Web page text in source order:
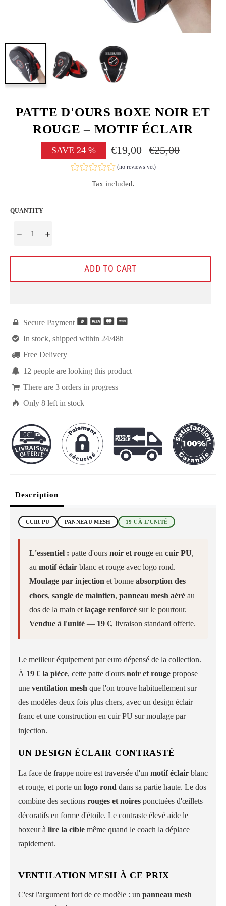
PATTE D'OURS BOXE NOIR ET
ROUGE – MOTIF ÉCLAIR
SAVE 24 % €19,00
Regular
price
€25,00
(no reviews yet)
Tax included.
QUANTITY
− +
ADD TO CART
 Secure Payment
 In stock, shipped within 24/48h
 Free Delivery
 11 people are looking this product
 There are3 orders in progress
 Only8 left in stock
Description
CUIR PU PANNEAU MESH 19 € À L'UNITÉ
L'essentiel : patte d'ours noir et rougeen cuir PU,
au motif éclairblanc et rouge avec logo rond.
Moulage par injectionet bonne absorption des
chocs, sangle de maintien, panneau mesh aéréau
dos de la main etlaçage renforcésur le pourtour.
Vendue à l'unité— 19 €, livraison standard offerte.
Le meilleur équipement par euro dépensé de la collection.
À 19 € la pièce, cette patte d'ours noir et rouge propose
une ventilation mesh que l'on trouve habituellement sur
des modèles deux fois plus chers, avec un design éclair
franc et une construction en cuir PU sur moulage par
injection.
UN DESIGN ÉCLAIR CONTRASTÉ
La face de frappe noire est traversée d'un motif éclair blanc
et rouge, et porte un logo rond dans sa partie haute. Le dos
combine des sections rouges et noires ponctuées d'œillets
décoratifs en forme d'étoile. Le contraste élevé aide le
boxeur à lire la cible même quand le coach la déplace
rapidement.
VENTILATION MESH À CE PRIX
C'est l'argument fort de ce modèle : un panneau mesh